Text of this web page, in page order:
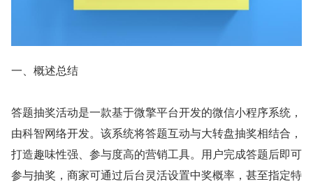
一、概述总结
答题抽奖活动是一款基于微擎平台开发的微信小程序系统，
由科智网络开发。该系统将答题互动与大转盘抽奖相结合，
打造趣味性强、参与度高的营销工具。用户完成答题后即可
参与抽奖，商家可通过后台灵活设置中奖概率，甚至指定特